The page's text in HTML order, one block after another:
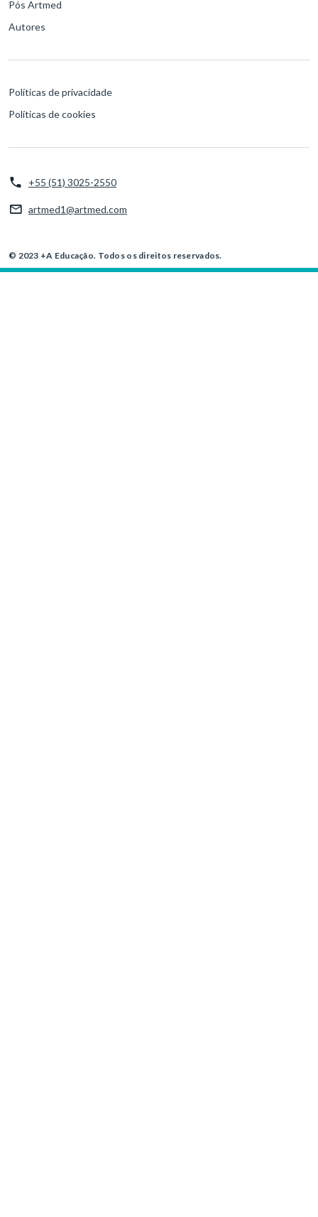
Pós Artmed
Autores
Políticas de privacidade
Políticas de cookies
+55 (51) 3025-2550
artmed1@artmed.com
© 2023 +A Educação. Todos os direitos reservados.